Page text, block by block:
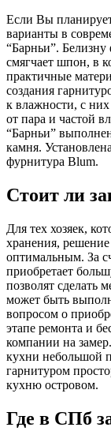
Если Вы
варианты в
“Барньи”. Белизну
смягчает шпон, в
практичные
создания
к влажности, с них
от пара и частой
“Барньи”
камня.
фурнитура Blum.
Стоит ли
Для тех хозяек,
хранения, решение
оптимальным. За
приобретает
позволят сделать
может быть
вопросом о
этапе ремонта и
компании на
кухни небольшой
гарнитуром
кухню островом.
Где в СПб